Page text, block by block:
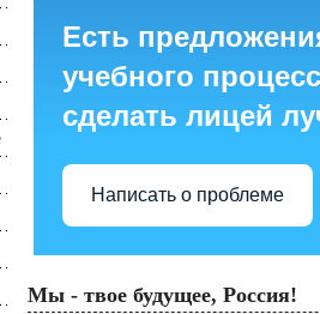
Есть
учебного
сделать лицей
Написать о проблеме
Мы - твое будущее, Россия!